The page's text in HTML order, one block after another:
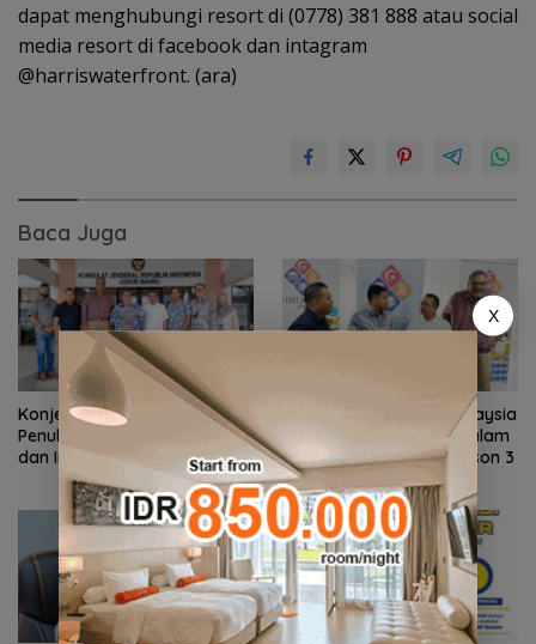
dapat menghubungi resort di (0778) 381 888 atau social
media resort di facebook dan intagram
@harriswaterfront. (ara)
Baca Juga
Konjen RI Johor Dukung
Penuh Family Rally Wisata
dan International Soccer
Batam Cup 2026
Ratusan Wisatawan Malaysia
Bakal Jelajahi Batam dalam
Family Rally Wisata Season 3
X